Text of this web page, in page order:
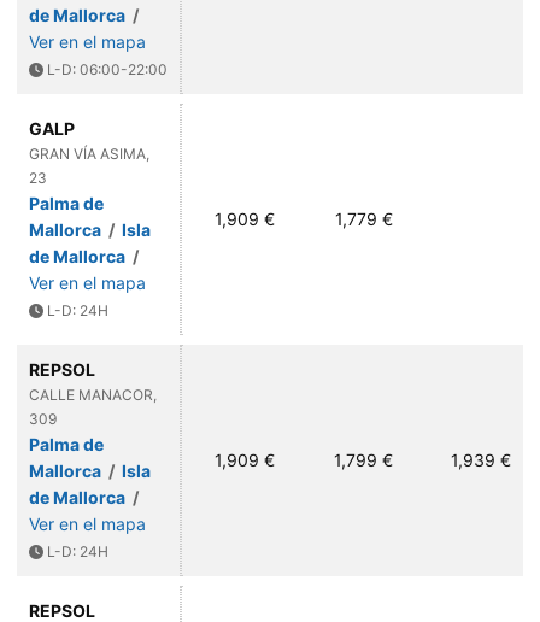
de Mallorca /
Ver en el mapa
L-D: 06:00-22:00
GALP
GRAN VÍA ASIMA,
23
Palma de
Mallorca / Isla
de Mallorca /
Ver en el mapa
L-D: 24H
1,909 € 1,779 €
REPSOL
CALLE MANACOR,
309
Palma de
Mallorca / Isla
de Mallorca /
Ver en el mapa
L-D: 24H
1,909 € 1,799 € 1,939 €
REPSOL